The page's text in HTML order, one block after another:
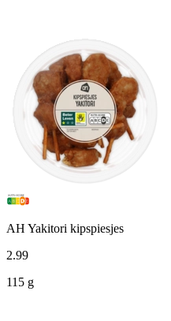
AH Yakitori kipspiesjes
2.99
115 g